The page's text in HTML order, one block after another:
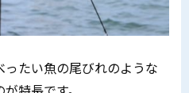
たい魚の尾びれのような